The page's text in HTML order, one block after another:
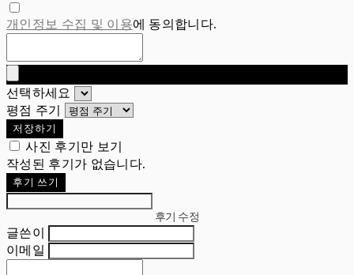
개인정보 수집 및 이용에 동의합니다.
선택하세요
평점 주기
저장하기
사진 후기만 보기
작성된 후기가 없습니다.
후기 쓰기
후기 수정
글쓴이
이메일